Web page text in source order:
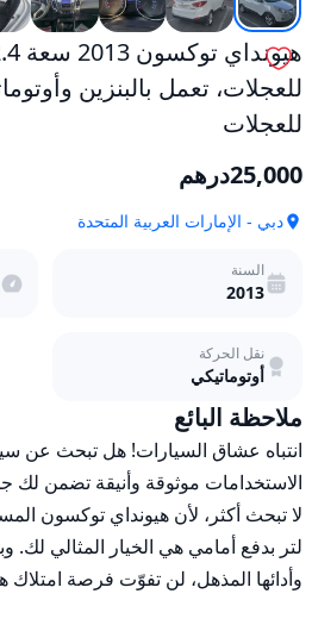
للعجلات، تعمل بالبنزين
للعجلات
25,000درهم
دبي - الإمارات العربية المتحدة
السنة
2013
نقل الحركة
أوتوماتيكي
ملاحظة البائع